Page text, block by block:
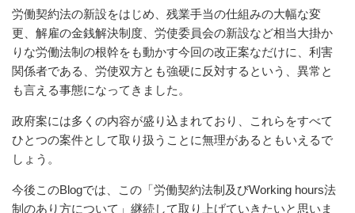
労働契約法の新設をはじめ、残業手当の仕組みの大幅な変
更、解雇の金銭解決制度、労使委員会の新設など相当大掛か
りな労働法制の根幹をも動かす今回の改正案なだけに、利害
関係者である、労使双方とも強硬に反対するという、異常と
も言える事態になってきました。
政府案には多くの内容が盛り込まれており、これらをすべて
ひとつの案件として取り扱うことに無理があるともいえるで
しょう。
今後このBlogでは、この「労働契約法制及びWorking hours法
制のあり方について」継続して取り上げていきたいと思いま